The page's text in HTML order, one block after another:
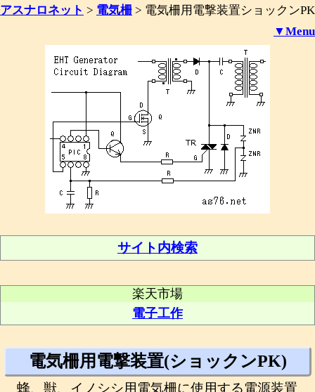
アスナロネット > 電気柵 > 電気柵用電撃装置ショックンPK
▼Menu
サイト内検索
楽天市場
電子工作
電気柵用電撃装置(ショックンPK)
蜂、獣、イノシシ用電気柵に使用する電源装置